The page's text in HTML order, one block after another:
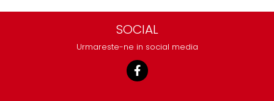
SOCIAL
Urmareste-ne in social media